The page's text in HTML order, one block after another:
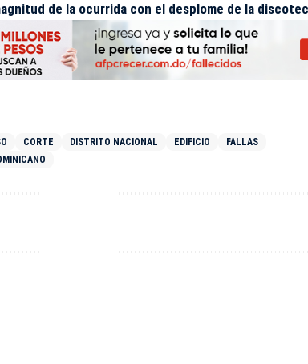
de la ocurrida con el desplome de la
CORTE DISTRITO NACIONAL EDIFICIO
FALLAS